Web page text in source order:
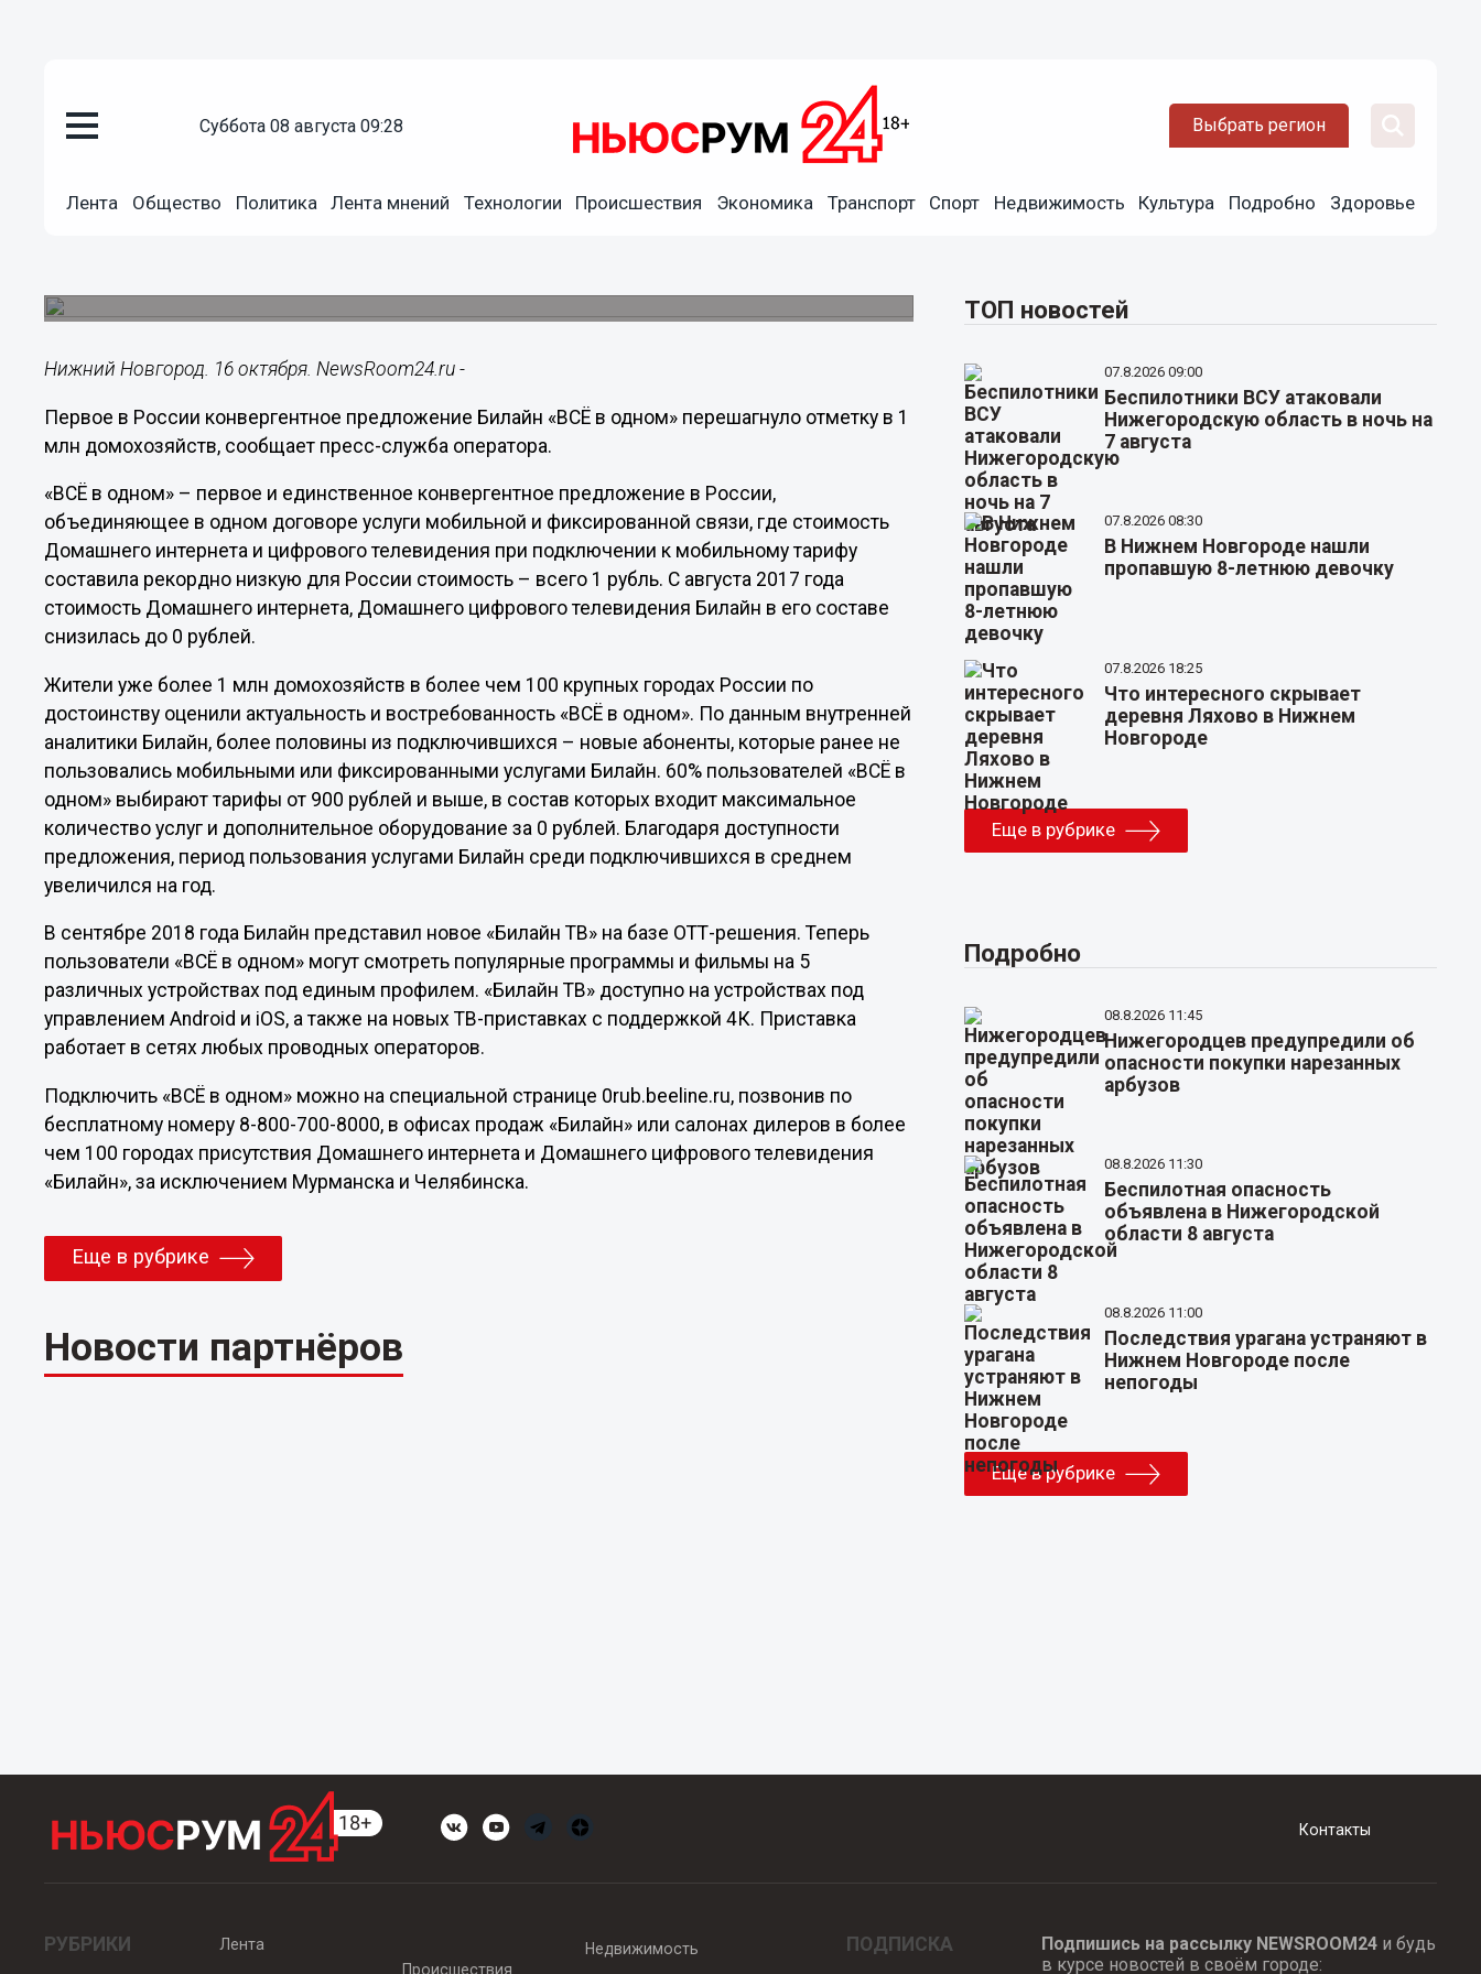
суббота 08 августа 09:28 Выбрать регион
Лента Общество Политика Лента мнений Технологии Происшествия Экономика Транспорт Спорт Недвижимость Культура Подробно Здоровье
Миллион клиентов «ВСЁ в одном»
Нижний Новгород. 16 октября. NewsRoom24.ru -
Первое в России конвергентное предложение Билайн «ВСЁ в одном» перешагнуло отметку в 1
млн домохозяйств, сообщает пресс-служба оператора.
«ВСЁ в одном» – первое и единственное конвергентное предложение в России,
объединяющее в одном договоре услуги мобильной и фиксированной связи, где стоимость
Домашнего интернета и цифрового телевидения при подключении к мобильному тарифу
составила рекордно низкую для России стоимость – всего 1 рубль. С августа 2017 года
стоимость Домашнего интернета, Домашнего цифрового телевидения Билайн в его составе
снизилась до 0 рублей.
Жители уже более 1 млн домохозяйств в более чем 100 крупных городах России по
достоинству оценили актуальность и востребованность «ВСЁ в одном». По данным внутренней
аналитики Билайн, более половины из подключившихся – новые абоненты, которые ранее не
пользовались мобильными или фиксированными услугами Билайн. 60% пользователей «ВСЁ в
одном» выбирают тарифы от 900 рублей и выше, в состав которых входит максимальное
количество услуг и дополнительное оборудование за 0 рублей. Благодаря доступности
предложения, период пользования услугами Билайн среди подключившихся в среднем
увеличился на год.
В сентябре 2018 года Билайн представил новое «Билайн ТВ» на базе ОТТ-решения. Теперь
пользователи «ВСЁ в одном» могут смотреть популярные программы и фильмы на 5
различных устройствах под единым профилем. «Билайн ТВ» доступно на устройствах под
управлением Android и iOS, а также на новых ТВ-приставках с поддержкой 4К. Приставка
работает в сетях любых проводных операторов.
Подключить «ВСЁ в одном» можно на специальной странице 0rub.beeline.ru, позвонив по
бесплатному номеру 8-800-700-8000, в офисах продаж «Билайн» или салонах дилеров в более
чем 100 городах присутствия Домашнего интернета и Домашнего цифрового телевидения
«Билайн», за исключением Мурманска и Челябинска.
Еще в рубрике
Новости партнёров
ТОП новостей
07.8.2026 09:00
Беспилотники ВСУ атаковали
Нижегородскую область в ночь на
7 августа
07.8.2026 08:30
В Нижнем Новгороде нашли
пропавшую 8-летнюю девочку
07.8.2026 18:25
Что интересного скрывает
деревня Ляхово в Нижнем
Новгороде
Еще в рубрике
Подробно
08.8.2026 11:45
Нижегородцев предупредили об
опасности покупки нарезанных
арбузов
08.8.2026 11:30
Беспилотная опасность
объявлена в Нижегородской
области 8 августа
08.8.2026 11:00
Последствия урагана устраняют в
Нижнем Новгороде после
непогоды
Еще в рубрике
Контакты
РУБРИКИ
Лента
Происшествия
Недвижимость ПОДПИСКА Подпишись на рассылку NEWSROOM24и будь
в курсе новостей в своём городе: